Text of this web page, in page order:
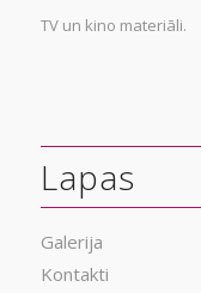
TV un kino materiāli.
Lapas
Galerija
Kontakti